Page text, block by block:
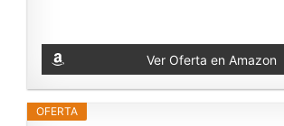
Ver Oferta en Amazon
OFERTA